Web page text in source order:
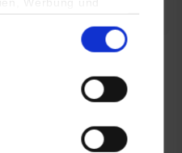
führen diese
ihnen bereitgestellt
Ihrer Nutzung